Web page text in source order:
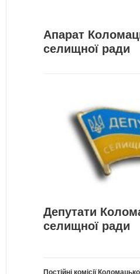
Апарат
селищної ради
Депутати
селищної ради
Постійні комісії